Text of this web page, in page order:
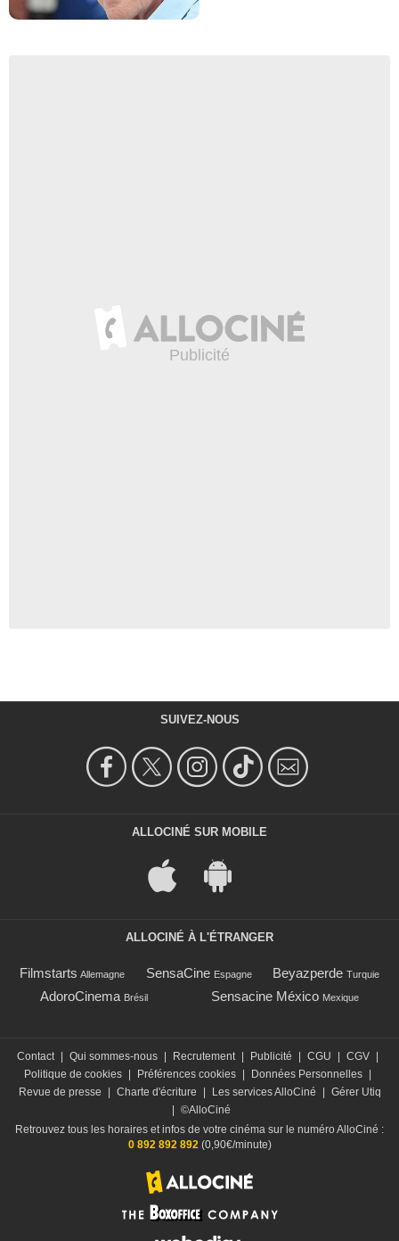
SUIVEZ-NOUS
ALLOCINÉ SUR MOBILE
ALLOCINÉ À L'ÉTRANGER
Filmstarts Allemagne SensaCine Espagne Beyazperde Turquie
AdoroCinema Brésil Sensacine México Mexique
Contact Qui sommes-nous Recrutement Publicité CGU CGV
Politique de cookies
Préférences cookies Données Personnelles
Revue de presse
Charte d'écriture Les services AlloCiné
Gérer Utiq
©AlloCiné
Retrouvez tous les horaires et infos de votre cinéma sur le numéro AlloCiné :
0 892 892 892(0,90€/minute)